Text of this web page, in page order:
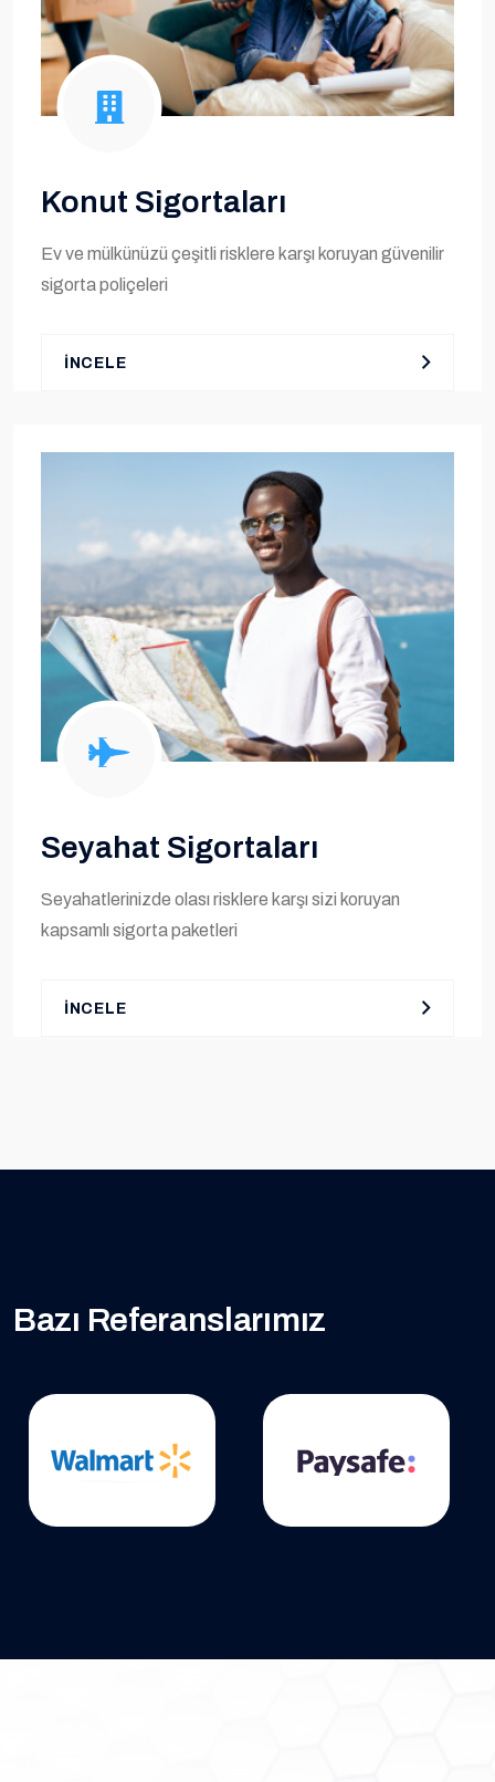
Konut Sigortaları
Ev ve mülkünüzü çeşitli risklere karşı koruyan güvenilir
sigorta poliçeleri
İNCELE
Seyahat Sigortaları
Seyahatlerinizde olası risklere karşı sizi koruyan
kapsamlı sigorta paketleri
İNCELE
Bazı Referanslarımız